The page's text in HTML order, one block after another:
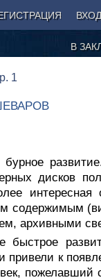
ВХОД
В
1
бурное
дисков
интересная
содержимым
архивными
быстрое
привели к
пожелавший